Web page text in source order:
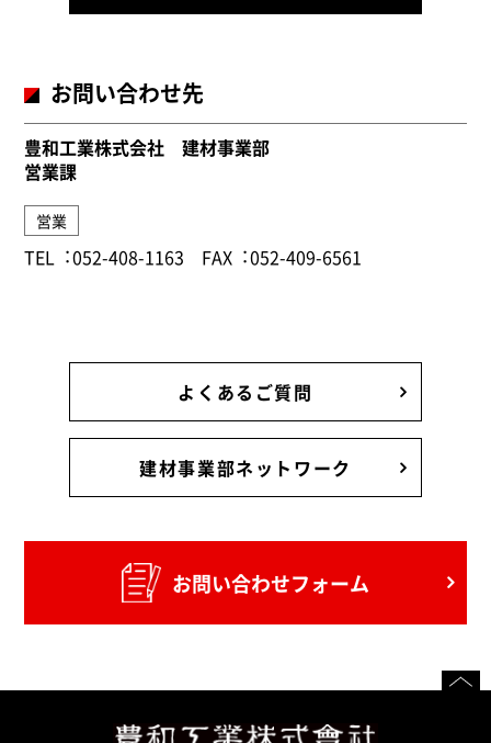
お問い合わせ先
豊和工業株式会社 建材事業部
営業課
営業
TEL︓052-408-1163 FAX︓052-409-6561
よくあるご質問
建材事業部ネットワーク
お問い合わせフォーム